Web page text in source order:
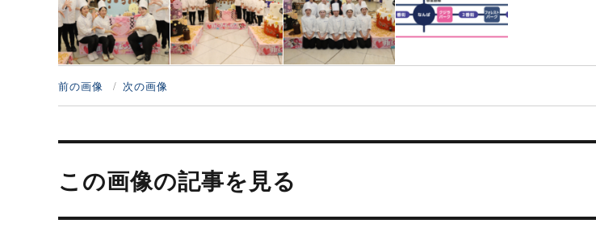
前の画像 次の画像
投
ナ
ビ
ー
この画像の記事を見る